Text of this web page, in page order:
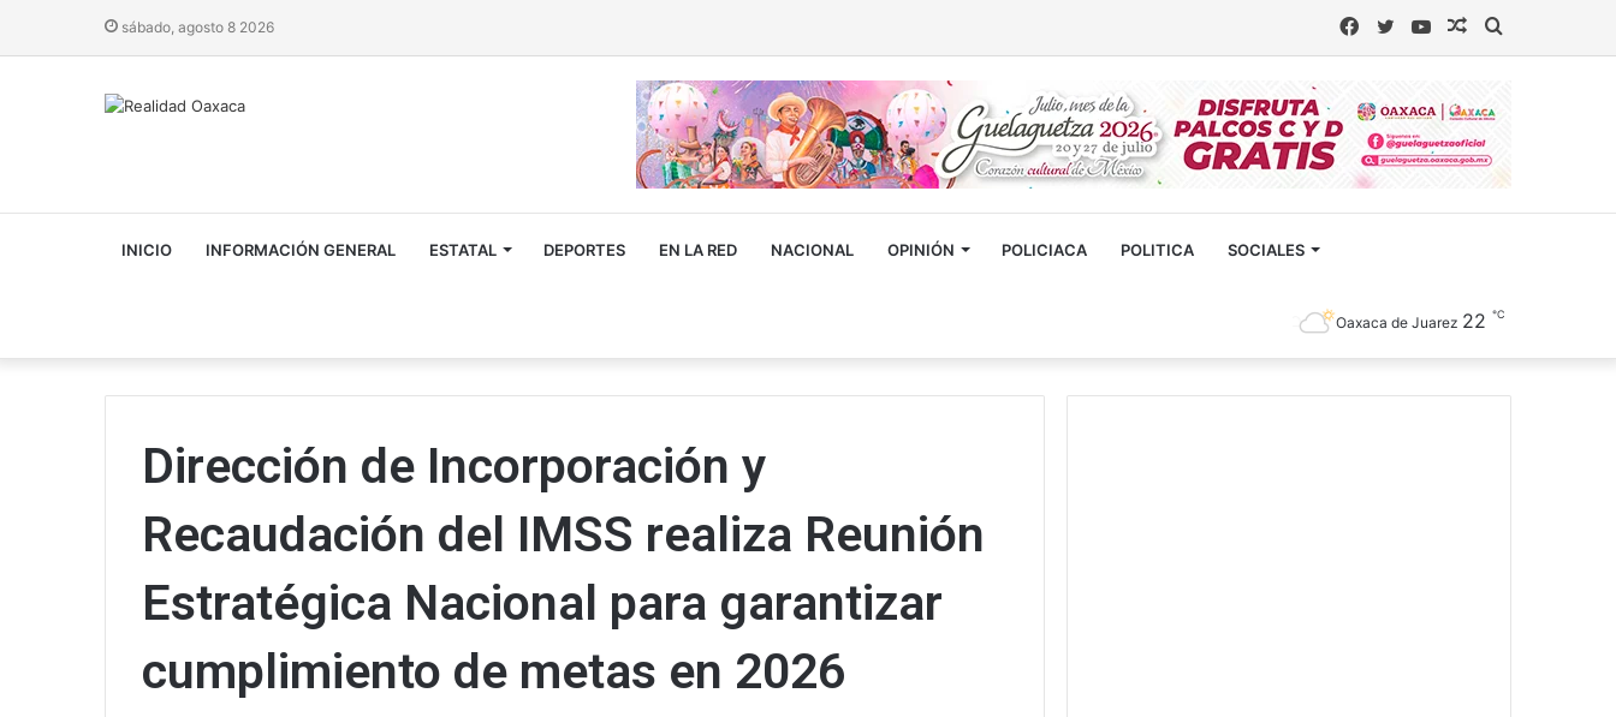
sábado, agosto 8 2026 Buscar
Artículo
YouTube
Twitter
Facebook
INICIO INFORMACIÓN GENERAL ESTATAL DEPORTES EN LA RED NACIONAL OPINIÓN POLICIACA POLITICA SOCIALES
Oaxaca de Juarez 22 ℃
Dirección de Incorporación y
Recaudación del IMSS realiza Reunión
Estratégica Nacional para garantizar
cumplimiento de metas en 2026